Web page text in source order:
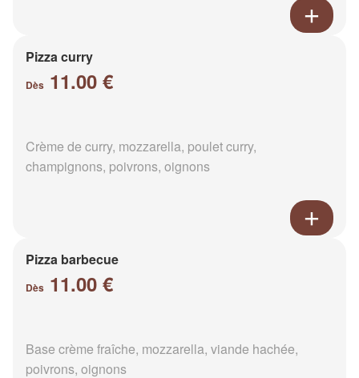
Pizza curry
Dès 11.00 €
Crème de curry, mozzarella, poulet curry,
champignons, poivrons, oignons
Pizza barbecue
Dès 11.00 €
Base crème fraîche, mozzarella, viande hachée,
poivrons, oignons